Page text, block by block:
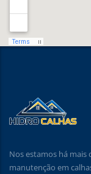
Nos estamos há mais
manutenção em